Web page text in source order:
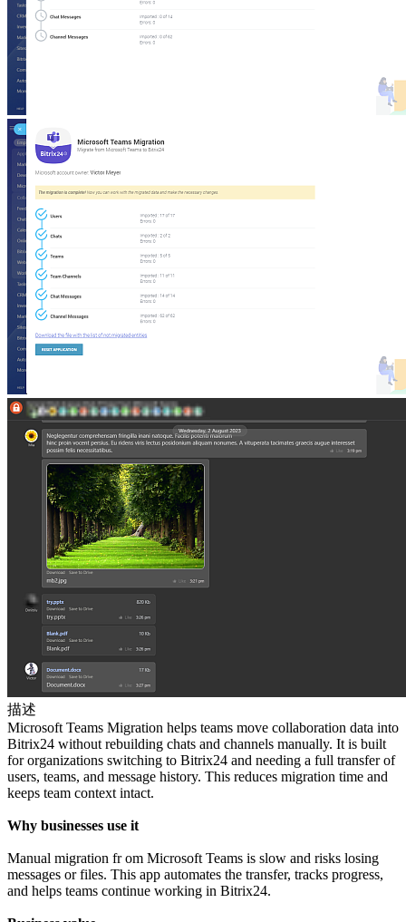
描述
Microsoft Teams Migration helps teams move collaboration data into
Bitrix24 without rebuilding chats and channels manually. It is built
for organizations switching to Bitrix24 and needing a full transfer of
users, teams, and message history. This reduces migration time and
keeps team context intact.
Why businesses use it
Manual migration fr om Microsoft Teams is slow and risks losing
messages or files. This app automates the transfer, tracks progress,
and helps teams continue working in Bitrix24.